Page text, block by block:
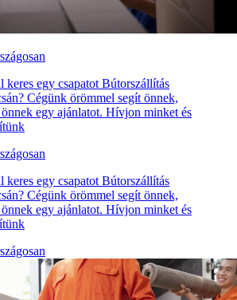
keres egy csapatot Bútorszállítás
Cégünk örömmel segít önnek,
egy ajánlatot. Hívjon minket és
keres egy csapatot Bútorszállítás
Cégünk örömmel segít önnek,
egy ajánlatot. Hívjon minket és